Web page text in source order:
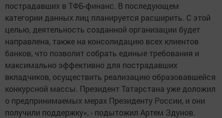
пострадавших в ТФБ-финанс. В последующем
категории данных лиц планируется расширить. С этой
целью, деятельность созданной организации будет
направлена, также на консолидацию всех клиентов
банков, что позволит собрать единые требования и
максимально эффективно для пострадавших
вкладчиков, осуществить реализацию образовавшейся
конкурсной массы. Президент Татарстана уже доложил
о предпринимаемых мерах Президенту России, и они
получили поддержку», - подытожил Артем Здунов.